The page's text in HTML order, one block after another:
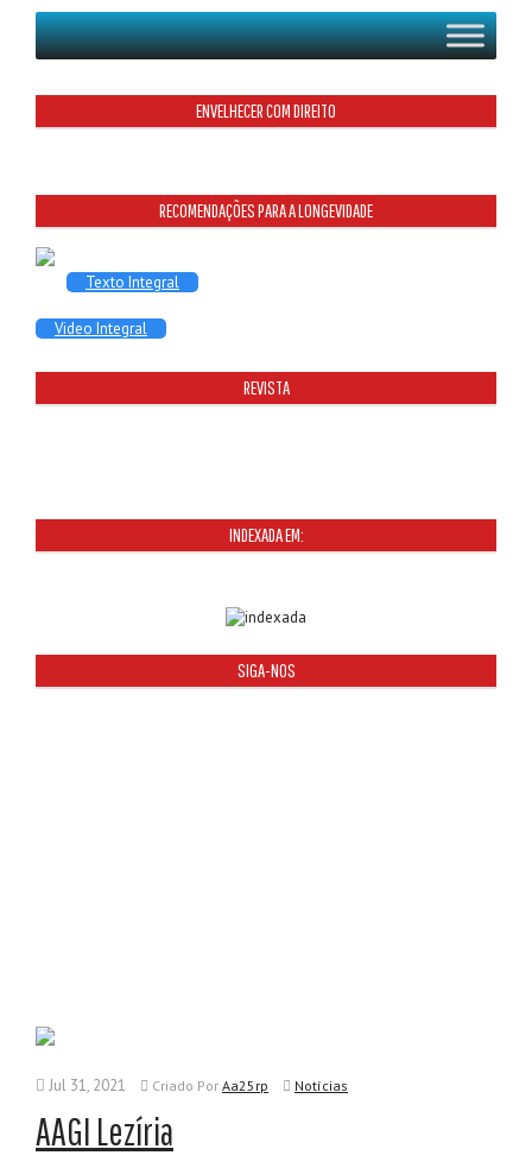
ENVELHECER COM DIREITO
RECOMENDAÇÕES PARA A LONGEVIDADE
Texto Integral
Video Integral
REVISTA
INDEXADA EM:
SIGA-NOS
Jul 31, 2021 Criado Por Aa25rp Notícias
AAGI Lezíria